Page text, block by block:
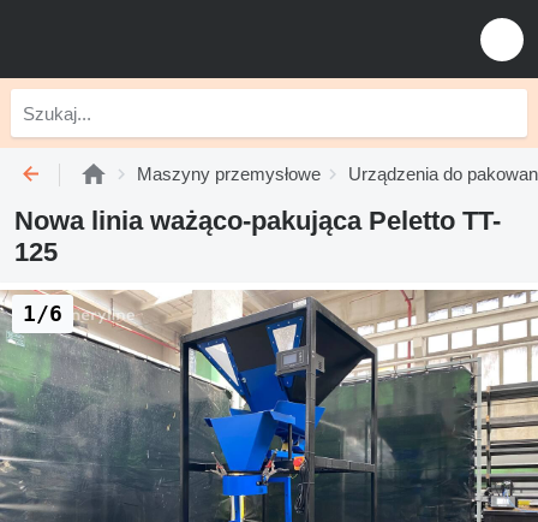
Maszyny przemysłowe Urządzenia do
Nowa linia ważąco-pakująca Peletto TT-
125
1/6